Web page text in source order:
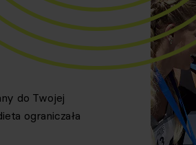
do Twojej
ograniczała